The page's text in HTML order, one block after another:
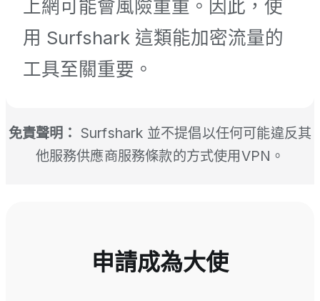
上網可能會風險重重。因此，使
用 Surfshark 這類能加密流量的
工具至關重要。
免責聲明： Surfshark 並不提倡以任何可能違反其
他服務供應商服務條款的方式使用VPN。
申請成為大使